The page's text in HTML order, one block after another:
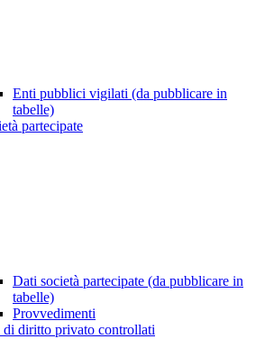
Enti pubblici vigilati (da pubblicare in
tabelle)
partecipate
Dati società partecipate (da pubblicare in
tabelle)
Provvedimenti
di diritto privato controllati